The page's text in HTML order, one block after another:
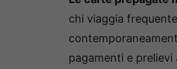
chi viaggia
pagamenti e